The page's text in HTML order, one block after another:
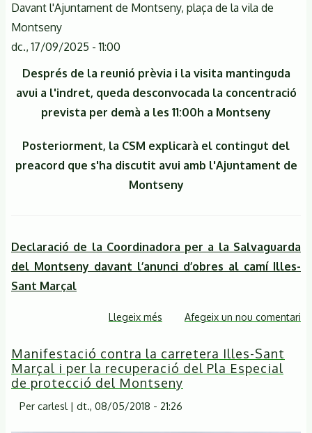
Davant l'Ajuntament de Montseny, plaça de la vila de
Montseny
dc., 17/09/2025 - 11:00
Després de la reunió prèvia i la visita mantinguda
avui a l'indret, queda desconvocada la concentració
prevista per demà a les 11:00h a Montseny
Posteriorment, la CSM explicarà el contingut del
preacord que s'ha discutit avui amb l'Ajuntament de
Montseny
Declaració de la Coordinadora per a la Salvaguarda
del Montseny davant l’anunci d’obres al camí Illes-
Sant Marçal
Llegeix més sobre
la
concentració
de
protesta
Afegeix un nou comentari
Manifestació contra la carretera Illes-Sant
Marçal i per la recuperació del Pla Especial
de protecció del Montseny
Per carlesl | dt., 08/05/2018 - 21:26